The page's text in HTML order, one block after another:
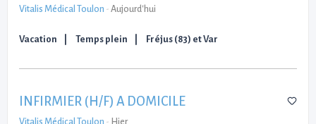
Vitalis Médical Toulon - Aujourd'hui
Vacation Temps plein Fréjus (83) et Var
INFIRMIER (H/F) A DOMICILE
Vitalis Médical Toulon - Hier